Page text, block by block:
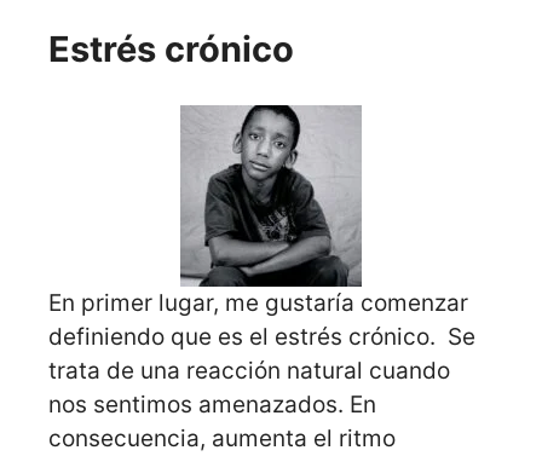
Estrés crónico
En primer lugar, me gustaría comenzar
definiendo que es el estrés crónico. Se
trata de una reacción natural cuando
nos sentimos amenazados. En
consecuencia, aumenta el ritmo